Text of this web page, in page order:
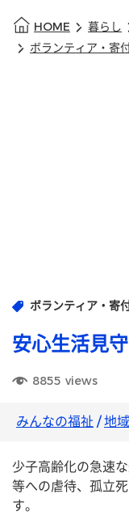
HOME 暮らし
ボランティア・寄
ボランティア・寄
安心生活見
8855 views
みんなの福祉 /地
少子高齢化の急速
等への虐待、孤立
す。